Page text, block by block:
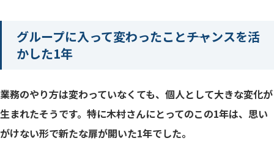
グループに入って変わったこと――チャンスを活
かした1年
業務のやり方は変わっていなくても、個人として大きな変化が
生まれたそうです。特に木村さんにとってのこの1年は、思い
がけない形で新たな扉が開いた1年でした。